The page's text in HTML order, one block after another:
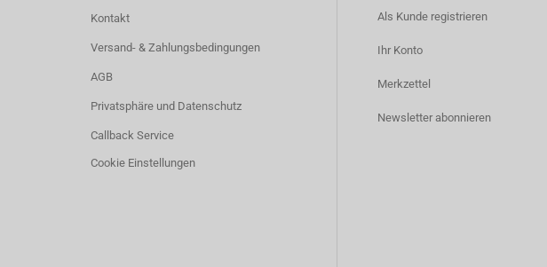
Kontakt
Versand- & Zahlungsbedingungen
AGB
Privatsphäre und Datenschutz
Callback Service
Cookie Einstellungen
Als Kunde registrieren
Ihr Konto
Merkzettel
Newsletter abonnieren